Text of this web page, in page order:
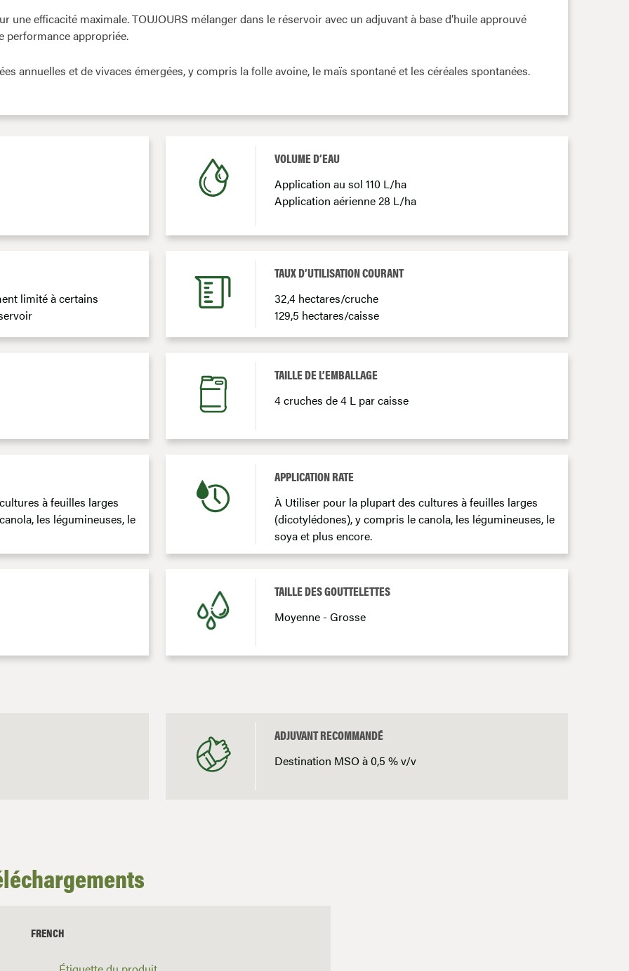
efficacité maximale. TOUJOURS mélanger dans le réservoir avec un adjuvant à base d’huile approuvé
performance appropriée.
annuelles et de vivaces émergées, y compris la folle avoine, le maïs spontané et les céréales spontanées.
VOLUME D’EAU
Application au sol 110 L/ha
Application aérienne 28 L/ha
limité à certains
TAUX D’UTILISATION COURANT
32,4 hectares/cruche
129,5 hectares/caisse
TAILLE DE L’EMBALLAGE
4 cruches de 4 L par caisse
à feuilles larges
les légumineuses, le
APPLICATION RATE
À Utiliser pour la plupart des cultures à feuilles larges
(dicotylédones), y compris le canola, les légumineuses, le
soya et plus encore.
TAILLE DES GOUTTELETTES
Moyenne - Grosse
ADJUVANT RECOMMANDÉ
Destination MSO à 0,5 % v/v
FRENCH